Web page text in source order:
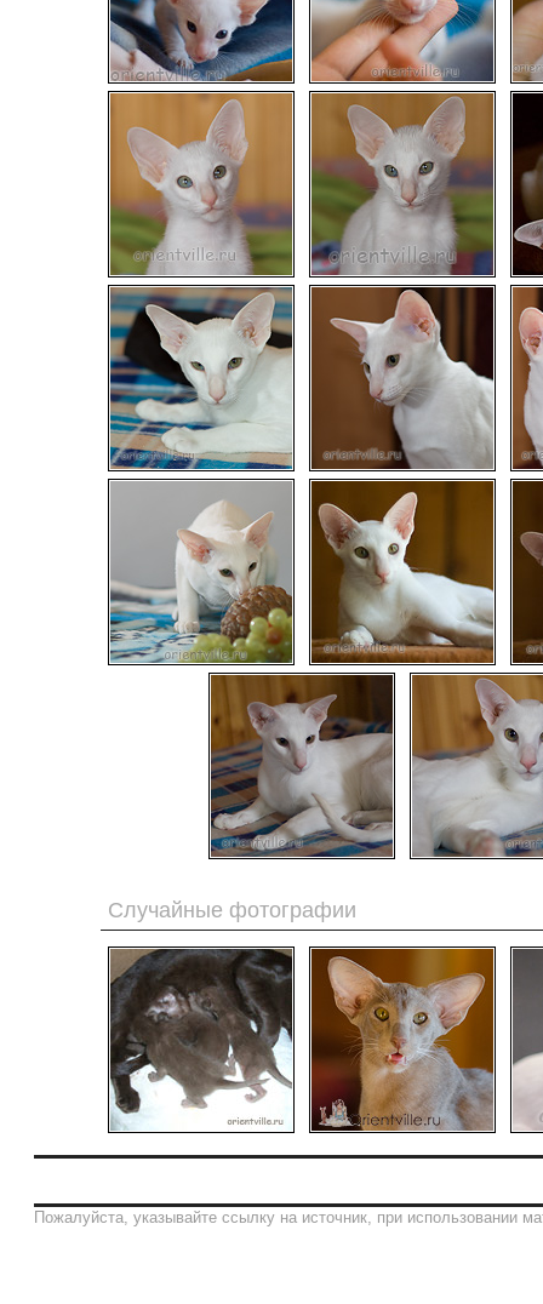
Случайные фотографии
Пожалуйста, указывайте ссылку на источник, при использовании